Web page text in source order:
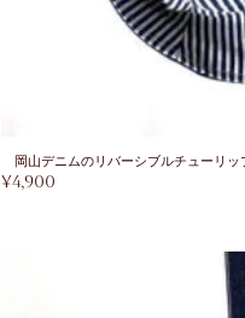
岡山デニムのリバーシブルチューリ
¥4,900